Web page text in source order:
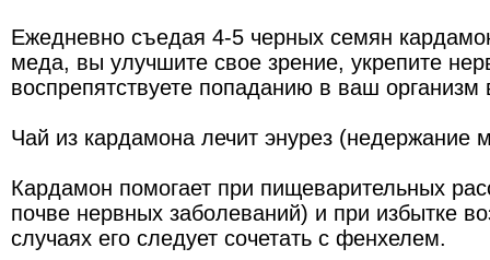
Ежедневно съедая 4-5 черных семян
меда, вы улучшите свое зрение, укрепите
воспрепятствуете попаданию в ваш
Чай из кардамона лечит энурез (недержание
Кардамон помогает при пищеварительных
почве нервных заболеваний) и при избытке
случаях его следует сочетать с фенхелем.